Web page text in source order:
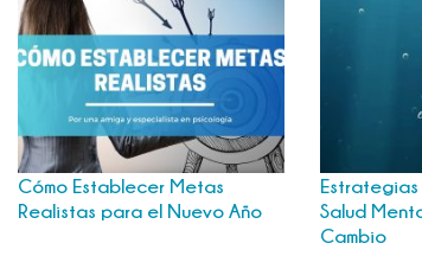
Cómo Establecer Metas
Realistas para el Nuevo Año
Salud
Cambio